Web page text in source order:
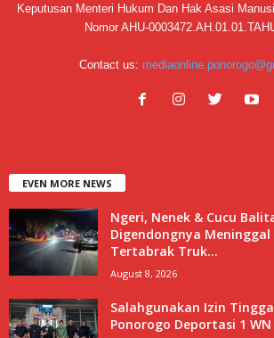
Keputusan Menteri Hukum Dan Hak Asasi
Nomor AHU-
Contact us:
EVEN MORE NEWS
Ngeri, Nenek & Cucu
Digendongnya Meninggal
Tertabrak Truk...
August 8, 2026
Salahgunakan Izin
Ponorogo Deportasi 1